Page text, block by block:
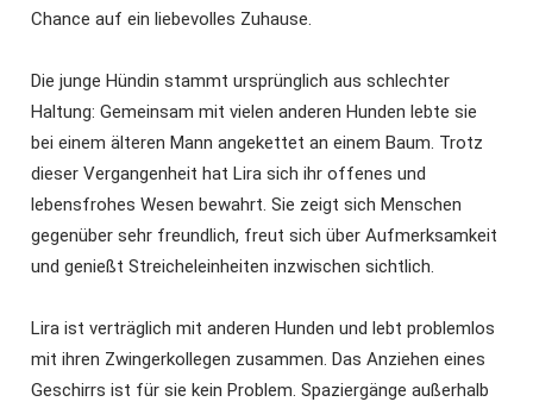
Chance auf ein liebevolles Zuhause.
Die junge Hündin stammt ursprünglich aus schlechter
Haltung: Gemeinsam mit vielen anderen Hunden lebte sie
bei einem älteren Mann angekettet an einem Baum. Trotz
dieser Vergangenheit hat Lira sich ihr offenes und
lebensfrohes Wesen bewahrt. Sie zeigt sich Menschen
gegenüber sehr freundlich, freut sich über Aufmerksamkeit
und genießt Streicheleinheiten inzwischen sichtlich.
Lira ist verträglich mit anderen Hunden und lebt problemlos
mit ihren Zwingerkollegen zusammen. Das Anziehen eines
Geschirrs ist für sie kein Problem. Spaziergänge außerhalb